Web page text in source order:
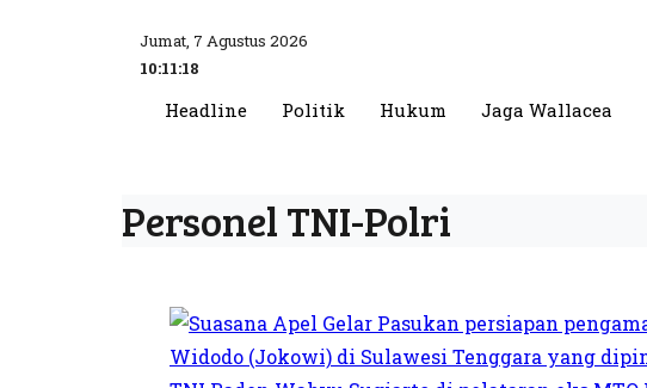
Jumat, 7 Agustus 2026
10:11:18
Headline Politik Hukum Jaga Wallacea
Personel TNI-Polri